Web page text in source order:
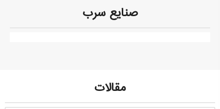
صنایع سرب
مقالات